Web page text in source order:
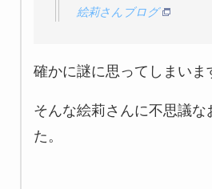
絵莉さんブログ
確かに謎に思ってしまいま
そんな絵莉さんに不思議な
た。